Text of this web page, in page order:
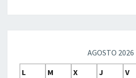
AGOSTO 2026
L
M X J V